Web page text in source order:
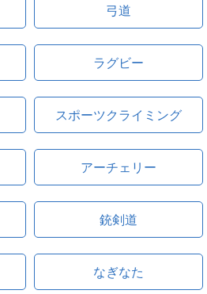
弓道
ラグビー
スポーツクライミング
アーチェリー
銃剣道
なぎなた